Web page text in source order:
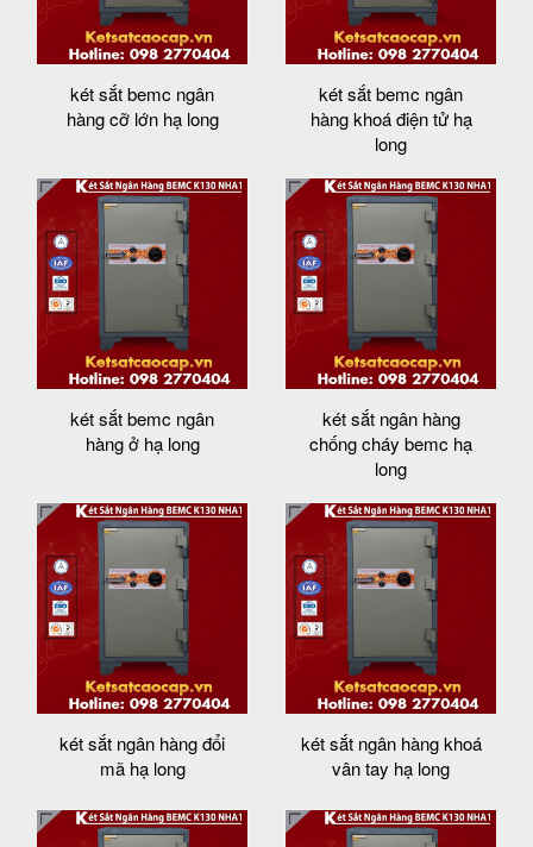
két sắt bemc ngân
hàng cỡ lớn hạ long
két sắt bemc ngân
hàng khoá điện tử hạ
long
két sắt bemc ngân
hàng ở hạ long
két sắt ngân hàng
chống cháy bemc hạ
long
két sắt ngân hàng đổi
mã hạ long
két sắt ngân hàng khoá
vân tay hạ long